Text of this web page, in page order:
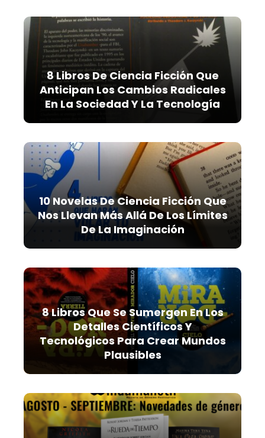
8 Libros De Ciencia Ficción Que
Anticipan Los Cambios Radicales
En La Sociedad Y La Tecnología
10 Novelas De Ciencia Ficción Que
Nos Llevan Más Allá De Los Límites
De La Imaginación
8 Libros Que Se Sumergen En Los
Detalles Científicos Y
Tecnológicos Para Crear Mundos
Plausibles